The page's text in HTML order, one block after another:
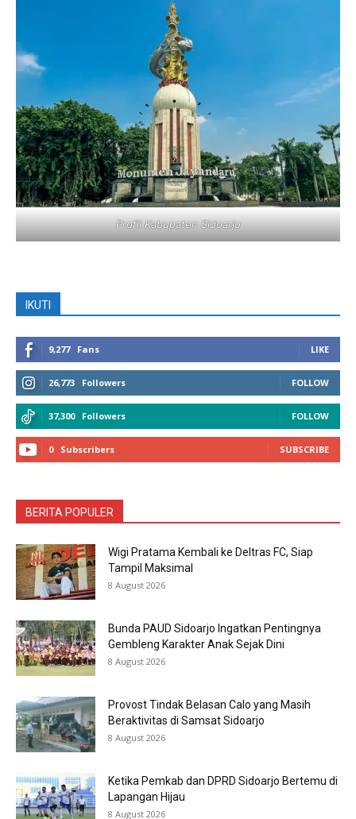
Profil Kabupaten Sidoarjo
IKUTI
9,277 Fans LIKE
26,773 Followers FOLLOW
37,300 Followers FOLLOW
0 Subscribers SUBSCRIBE
BERITA POPULER
Wigi Pratama Kembali ke Deltras FC, Siap
Tampil Maksimal
8 August 2026
Bunda PAUD Sidoarjo Ingatkan Pentingnya
Gembleng Karakter Anak Sejak Dini
8 August 2026
Provost Tindak Belasan Calo yang Masih
Beraktivitas di Samsat Sidoarjo
8 August 2026
Ketika Pemkab dan DPRD Sidoarjo Bertemu di
Lapangan Hijau
8 August 2026